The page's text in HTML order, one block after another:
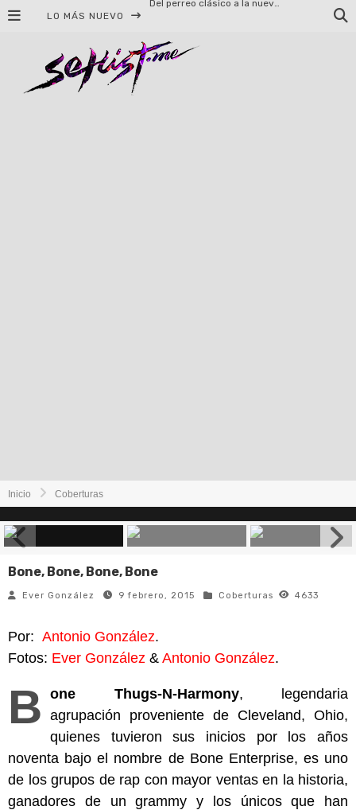
LO MÁS NUEVO
Inicio Coberturas
Bone, Bone, Bone, Bone
Ever González 9 febrero, 2015 Coberturas 4633
Por: Antonio González.
Fotos: Ever González & Antonio González.
B one Thugs-N-Harmony, legendaria
agrupación proveniente de Cleveland, Ohio,
quienes tuvieron sus inicios por los años
noventa bajo el nombre de Bone Enterprise, es uno
de los grupos de rap con mayor ventas en la historia,
ganadores de un grammy y los únicos que han